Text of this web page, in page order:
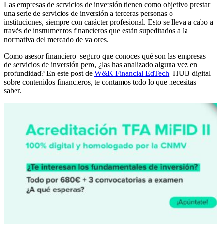
Las empresas de servicios de inversión tienen como objetivo prestar
una serie de servicios de inversión a terceras personas o
instituciones, siempre con carácter profesional. Esto se lleva a cabo a
través de instrumentos financieros que están supeditados a la
normativa del mercado de valores.
Como asesor financiero, seguro que conoces qué son las empresas
de servicios de inversión pero, ¿las has analizado alguna vez en
profundidad? En este post de W&K Financial EdTech, HUB digital
sobre contenidos financieros, te contamos todo lo que necesitas
saber.